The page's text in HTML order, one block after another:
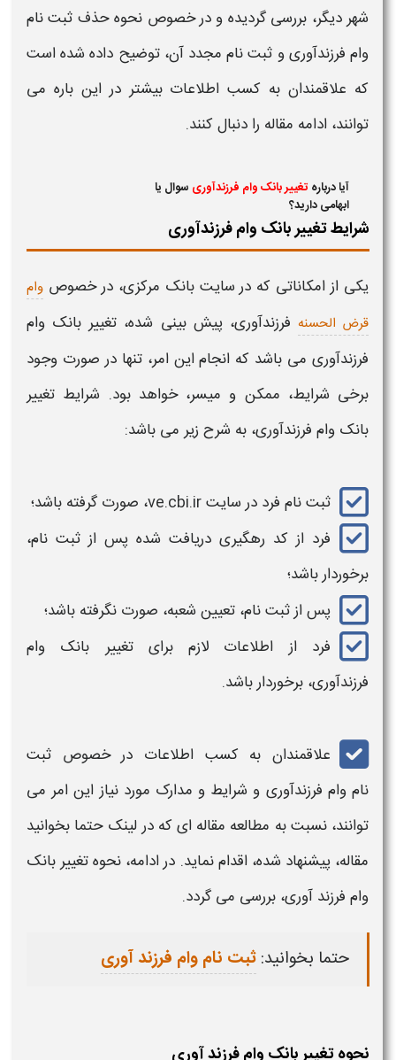
شهر دیگر، بررسی گردیده و در خصوص نحوه حذف ثبت نام
وام فرزندآوریو ثبت نام مجدد آن، توضیح داده شده است
که علاقمندان به کسب اطلاعات بیشتر در این باره می
توانند، ادامه مقاله را دنبال کنند.
آیا درباره تغییر بانک وام فرزندآوری سوال یا
ابهامی دارید؟
شرایط تغییر بانک وام فرزندآوری
یکی از امکاناتی که در سایتبانک مرکزی، در خصوص وام
قرض الحسنه فرزندآوری،پیش بینی شده، تغییر بانک وام
فرزندآوری می باشد که انجام این امر، تنها در صورت وجود
برخی شرایط، ممکن و میسر، خواهد بود. شرایط تغییر
بانک وام فرزندآوری، به شرح زیر می باشد:
ثبت نام فرد در سایت ve.cbi.ir، صورت گرفته باشد؛
فرد از کد رهگیری دریافت شده پس از ثبت نام،
برخوردار باشد؛
پس از ثبت نام، تعیین شعبه، صورت نگرفته باشد؛
فرد از اطلاعات لازم برایتغییر بانک وام
فرزندآوری، برخوردار باشد.
علاقمندان به کسب اطلاعات در خصوص ثبت
ناموام فرزندآوری و شرایط و مدارک مورد نیاز این امر می
توانند، نسبت به مطالعه مقاله ای که در لینک حتما بخوانید
مقاله، پیشنهاد شده، اقدام نماید. در ادامه، نحوه تغییر بانک
وام فرزند آوری، بررسی می گردد.
حتما بخوانید:ثبت نام وام فرزند آوری
نحوه تغییر بانک وام فرزند آوری